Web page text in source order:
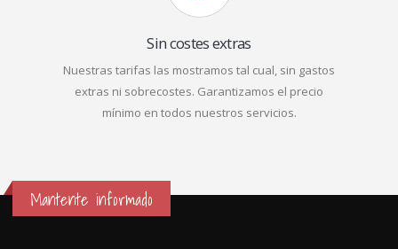
Sin costes extras
Nuestras tarifas las mostramos tal cual, sin gastos
extras ni sobrecostes. Garantizamos el precio
mínimo en todos nuestros servicios.
Mantente informado